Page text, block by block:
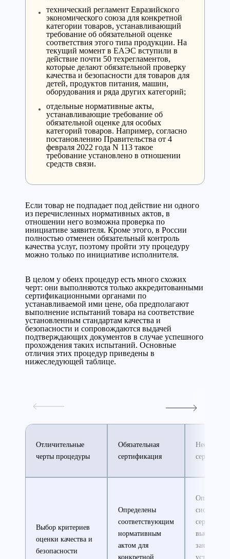
технический регламент Евразийского
экономического союза для конкретной
категории товаров, устанавливающий
требование об обязательной оценке
соответствия этого типа продукции. На
текущий момент в ЕАЭС вступили в
действие почти 50 техрегламентов,
которые делают обязательной проверку
качества и безопасности для товаров для
детей, продуктов питания, машин,
оборудования и ряда других категорий;
отдельные нормативные акты,
устанавливающие требование об
обязательной оценке для особых
категорий товаров. Например, согласно
постановлению Правительства от 4
февраля 2022 года N 113 такое
требование установлено в отношении
средств связи.
Если товар не подпадает под действие ни одного
из перечисленных нормативных актов, в
отношении него возможна проверка по
инициативе заявителя. Кроме этого, в России
полностью отменен обязательный контроль
качества услуг, поэтому пройти эту процедуру
можно только по инициативе исполнителя.
В целом у обеих процедур есть много схожих
черт: они выполняются только аккредитованными
сертификационными органами по
устанавливаемой ими цене, оба предполагают
выполнение испытаний товара на соответствие
установленным стандартам качества и
безопасности и сопровождаются выдачей
подтверждающих документов в случае успешного
прохождения таких испытаний. Основные
отличия этих процедур приведены в
нижеследующей таблице.
Отличительные
черты процедуры
Обязательная
сертификация
Выбор критериев
оценки качества и
безопасности
Определены
соответствующим
нормативным
актом для
конкретной
системой
выбранной